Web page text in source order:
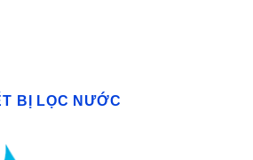
BỊ LỌC NƯỚC